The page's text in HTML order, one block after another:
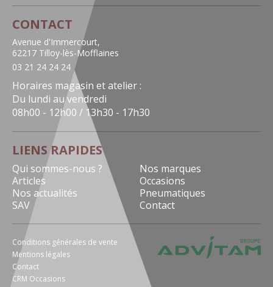
CONTACT
Avenue d'Immercourt,
62217 Tilloy-lès-Mofflaines
03 21 24 24 24
Horaires magasin et atelier :
Du lundi au vendredi
08h00 - 12h00 / 13h30 - 17h30
LIENS RAPIDES
Qui sommes-nous ?
Nos marques
Articles
Occasions
Nos actualités
Pneumatiques
SAV
Contact
Conditions générales de vente
Mentions légales
Contact
CRM Occasions